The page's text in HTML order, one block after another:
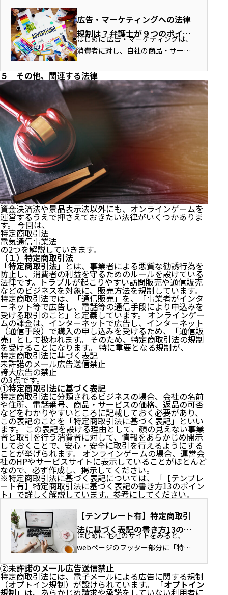
広告・マーケティングへの法律
規制は？弁護士が９つのポイン
トを解説 | トップコート国際法
はじめに 広告・マーケティングは、
消費者に対し、自社の商品・サービ
段です。 近時では、従来の方法に加
え、ウェブやSNSなどを活用するな
ど、広告やマーケティングの形態も
５ その他、関連する法律
資金決済法や景品表示法以外にも、オンラインゲームを
運営するうえで押さえておきたい法律がいくつかありま
す。 今回は、
特定商取引法
電気通信事業法
の2つを解説していきます。
（１）特定商取引法
「特定商取引法」とは、事業者による悪質な勧誘行為を
防止し、消費者の利益を守るためのルールを設けている
法律です。トラブルが起こりやすい訪問販売や通信販売
などのビジネスを対象に、販売方法を規制しています。
特定商取引法では、「通信販売」を、「事業者がインタ
ーネット等で広告し、電話等の通信手段により申込みを
受ける取引のこと」と定義しています。 オンラインゲー
ムの課金は、インターネットで広告し、インターネット
（通信手段）で購入の申し込みを受けるため、「通信販
売」として扱われます。 そのため、特定商取引法の規制
を受けることになります。 特に重要となる規制が、
特定商取引法に基づく表記
未許諾のメール広告送信禁止
誇大広告の禁止
の3点です。
①特定商取引法に基づく表記
特定商取引法に分類されるビジネスの場合、会社の名前
や住所、電話番号、商品・サービスの価格、返品の可否
などをわかりやすいところに記載しておく必要があり、
この表記のことを「特定商取引法に基づく表記」といい
ます。 この表記を設ける理由として、顔の見えない事業
者と取引を行う消費者に対して、情報をあらかじめ開示
しておくことで、安心・安全に取引を行えるようにする
ことが挙げられます。 オンラインゲームの場合、運営会
社のHPやサービスサイトに表示していることがほとんど
なので、必ず作成し、掲示してください。
※特定商取引法に基づく表記については、「 【テンプレ
ート有】特定商取引法に基づく表記の書き方13のポイン
ト」で詳しく解説しています。参考にしてください。
【テンプレート有】特定商取引
法に基づく表記の書き方13のポ
イント | トップコート国際法律
はじめに 他社のサイトをみると、
webページのフッター部分に「特定
を見たことがあるのではないでしょ
うか？ そこをクリックすると会社の
②未許諾のメール広告送信禁止
特定商取引法には、電子メールによる広告に関する規制
（オプトイン規制）が設けられています。 「オプトイン
規制」は、あらかじめ請求や承諾をしていない利用者に